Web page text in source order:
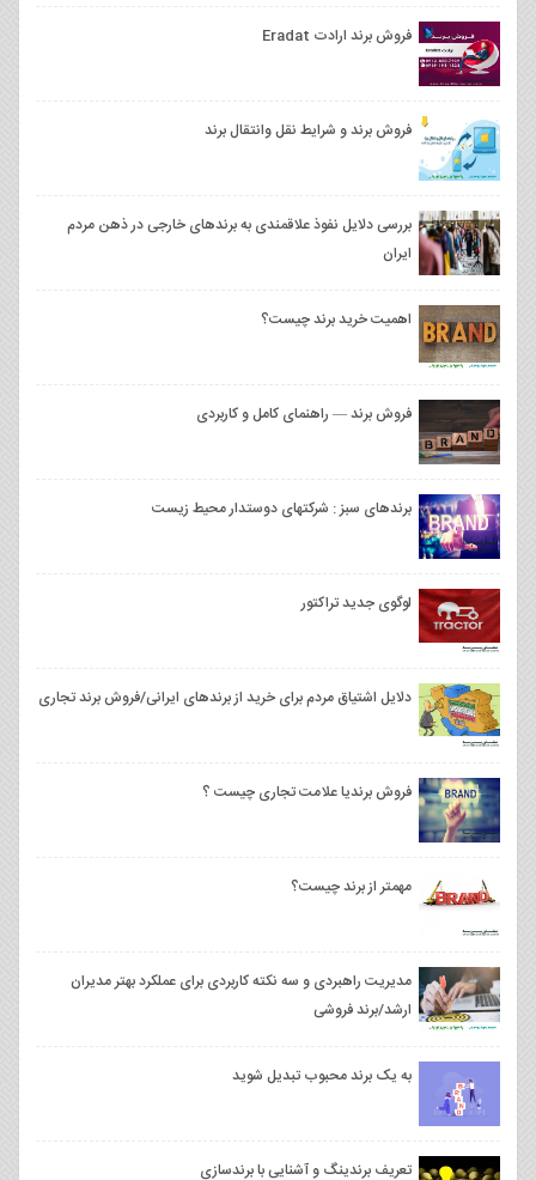
فروش برند ارادت Eradat
فروش برند و شرایط نقل وانتقال برند
بررسی دلایل نفوذ علاقمندی به برندهای خارجی در ذهن مردم
ایران
اهمیت خرید برند چیست؟
فروش برند — راهنمای کامل و کاربردی
برندهای سبز : شرکتهای دوستدار محیط زیست
لوگوی جدید تراکتور
دلایل اشتیاق مردم برای خرید از برندهای ایرانی/فروش برند تجاری
فروش برندیا علامت تجاری چیست ؟
مهمتر از برند چیست؟
مدیریت راهبردی و سه نکته کاربردی برای عملکرد بهتر مدیران
ارشد/برند فروشی
به یک برند محبوب تبدیل شوید
تعریف برندینگ و آشنایی با برندسازی